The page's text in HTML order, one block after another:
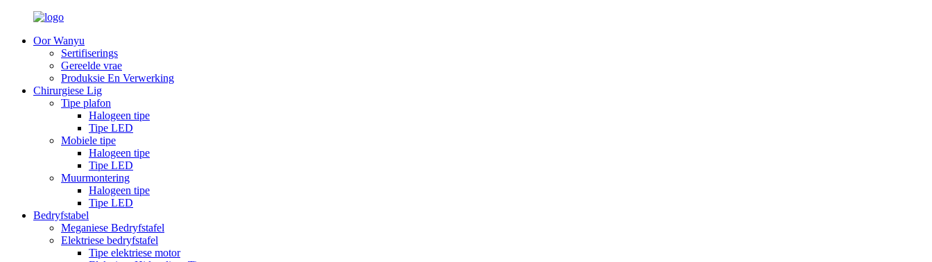
Oor Wanyu
Sertifiserings
Gereelde vrae
Produksie En Verwerking
Chirurgiese Lig
Tipe plafon
Halogeen tipe
Tipe LED
Mobiele tipe
Halogeen tipe
Tipe LED
Muurmontering
Halogeen tipe
Tipe LED
Bedryfstabel
Meganiese Bedryfstafel
Elektriese bedryfstafel
Tipe elektriese motor